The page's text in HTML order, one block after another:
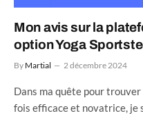
Mon avis sur la
option Yoga
By Martial 2 décembre 2024
Dans ma quête pour
fois efficace et novatrice, je